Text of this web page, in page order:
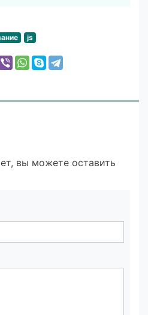
js
вы можете оставить